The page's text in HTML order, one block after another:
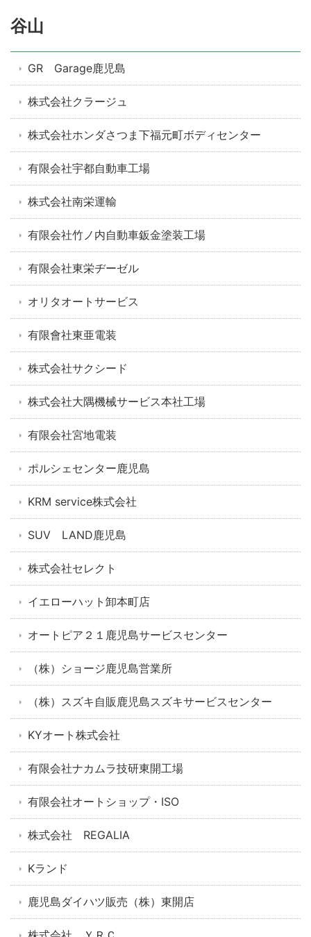
谷山
GR Garage鹿児島
株式会社クラージュ
株式会社ホンダさつま下福元町ボディセンター
有限会社宇都自動車工場
株式会社南栄運輸
有限会社竹ノ内自動車鈑金塗装工場
有限会社東栄ヂーゼル
オリタオートサービス
有限會社東亜電装
株式会社サクシード
株式会社大隅機械サービス本社工場
有限会社宮地電装
ポルシェセンター鹿児島
KRM service株式会社
SUV LAND鹿児島
株式会社セレクト
イエローハット卸本町店
オートピア２１鹿児島サービスセンター
（株）ショージ鹿児島営業所
（株）スズキ自販鹿児島スズキサービスセンター
KYオート株式会社
有限会社ナカムラ技研東開工場
有限会社オートショップ・ISO
株式会社 REGALIA
Kランド
鹿児島ダイハツ販売（株）東開店